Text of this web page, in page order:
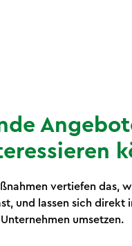
vertiefen das,
und lassen sich direkt
Unternehmen umsetzen.